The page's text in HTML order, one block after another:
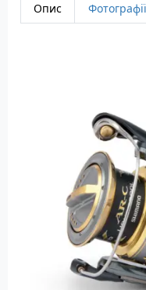
Опис Фотографії